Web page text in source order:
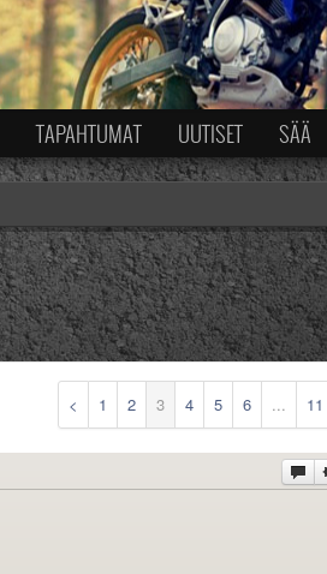
TAPAHTUMAT UUTISET SÄÄ
< 1 2 3 4 5 6 ... 11